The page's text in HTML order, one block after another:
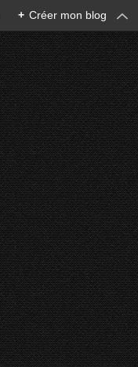
+ Créer mon blog